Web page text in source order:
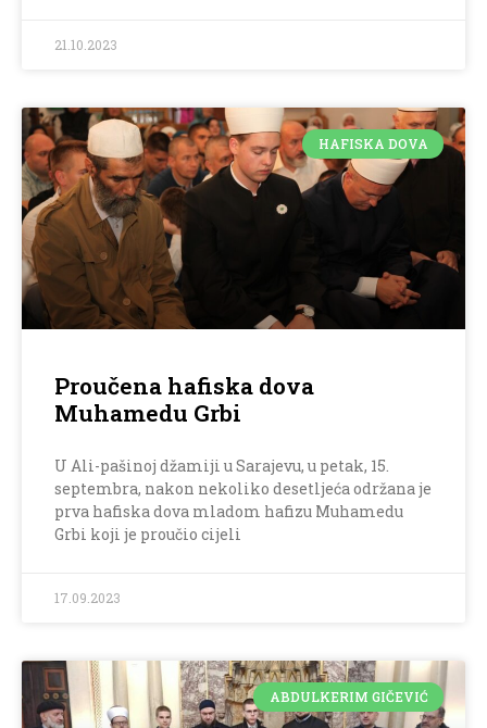
21.10.2023
HAFISKA DOVA
Proučena hafiska dova
Muhamedu Grbi
U Ali-pašinoj džamiji u Sarajevu, u petak, 15.
septembra, nakon nekoliko desetljeća održana je
prva hafiska dova mladom hafizu Muhamedu
Grbi koji je proučio cijeli
17.09.2023
ABDULKERIM GIČEVIĆ